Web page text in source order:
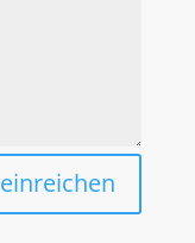
einreichen